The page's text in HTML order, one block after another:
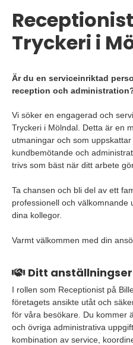
Tryckeri i
Är du en serviceinriktad
reception och
Vi söker en engagerad och
Tryckeri i Mölndal. Detta är en
utmaningar och som
kundbemötande och
trivs som bäst när ditt arbete
Ta chansen och bli del av ett
professionell och välkomnande
dina kollegor.
Varmt välkommen med din
Ditt
I rollen som Receptionist på
företagets ansikte utåt och
för våra besökare. Du kommer
och övriga administrativa
kombination av service,